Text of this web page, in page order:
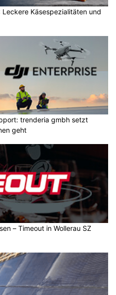
Leckere Käsespezialitäten und
trenderia gmbh setzt
geht
– Timeout in Wollerau SZ